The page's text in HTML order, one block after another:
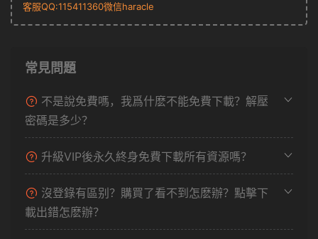
客服QQ:115411360微信haracle
常見問題
不是說免費嗎，我爲什麽不能免費下載？解壓
密碼是多少？
升級VIP後永久終身免費下載所有資源嗎？
沒登錄有區别？購買了看不到怎麽辦？點擊下
載出錯怎麽辦？